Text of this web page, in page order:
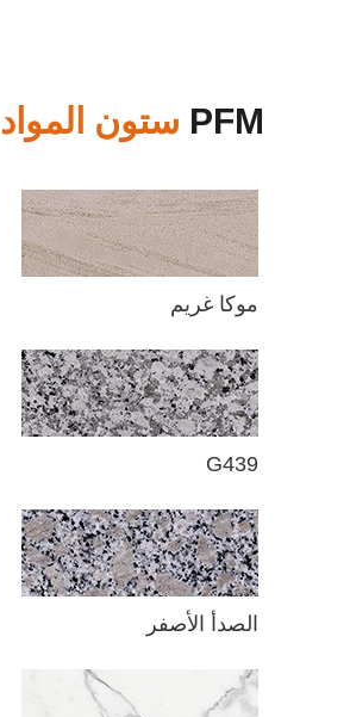
PFM ستون المواد
موكا غريم
G439
الصدأ الأصفر